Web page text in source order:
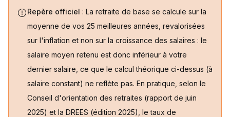
Repère officiel : La retraite de base se calcule sur la
moyenne de vos 25 meilleures années, revalorisées
sur l'inflation et non sur la croissance des salaires : le
salaire moyen retenu est donc inférieur à votre
dernier salaire, ce que le calcul théorique ci-dessus (à
salaire constant) ne reflète pas. En pratique, selon le
Conseil d'orientation des retraites (rapport de juin
2025) et la DREES (édition 2025), le taux de